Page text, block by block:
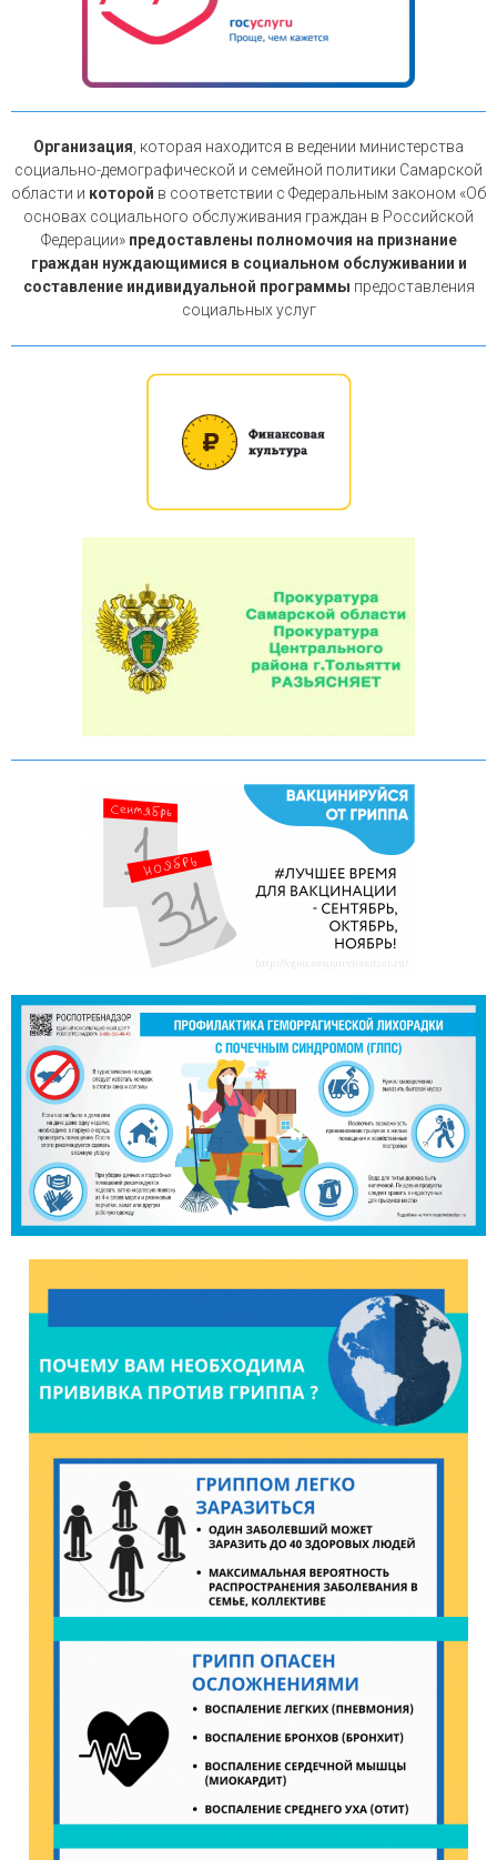
Организация, которая находится в ведении министерства
социально-демографической и семейной политики Самарской
области и которой в соответствии с Федеральным законом «Об
основах социального обслуживания граждан в Российской
Федерации» предоставлены полномочия на признание
граждан нуждающимися в социальном обслуживании и
составление индивидуальной программы предоставления
социальных услуг